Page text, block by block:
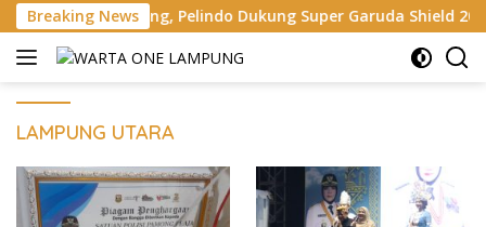
Langsung
ke
konten
Breaking News
Pelindo Dukung Super Garuda Shield 2026
LAMPUNG UTARA